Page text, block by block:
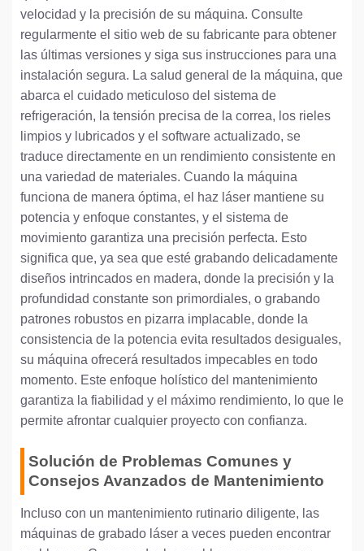
velocidad y la precisión de su máquina. Consulte
regularmente el sitio web de su fabricante para obtener
las últimas versiones y siga sus instrucciones para una
instalación segura. La salud general de la máquina, que
abarca el cuidado meticuloso del sistema de
refrigeración, la tensión precisa de la correa, los rieles
limpios y lubricados y el software actualizado, se
traduce directamente en un rendimiento consistente en
una variedad de materiales. Cuando la máquina
funciona de manera óptima, el haz láser mantiene su
potencia y enfoque constantes, y el sistema de
movimiento garantiza una precisión perfecta. Esto
significa que, ya sea que esté grabando delicadamente
diseños intrincados en madera, donde la precisión y la
profundidad constante son primordiales, o grabando
patrones robustos en pizarra implacable, donde la
consistencia de la potencia evita resultados desiguales,
su máquina ofrecerá resultados impecables en todo
momento. Este enfoque holístico del mantenimiento
garantiza la fiabilidad y el máximo rendimiento, lo que le
permite afrontar cualquier proyecto con confianza.
Solución de Problemas Comunes y
Consejos Avanzados de Mantenimiento
Incluso con un mantenimiento rutinario diligente, las
máquinas de grabado láser a veces pueden encontrar